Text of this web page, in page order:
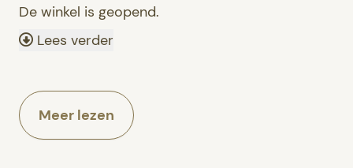
De winkel is geopend.
Lees verder
Meer lezen